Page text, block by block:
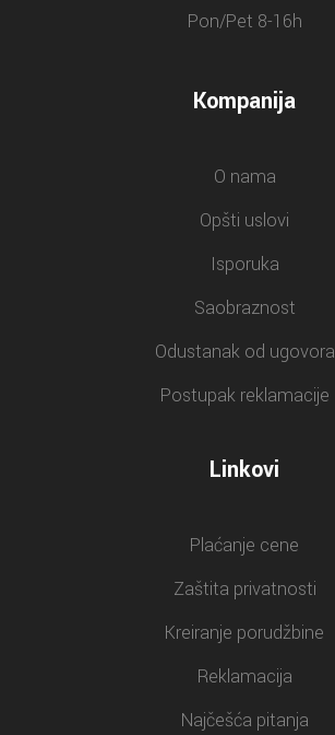
Pon/Pet 8-16h
Kompanija
O nama
Opšti uslovi
Isporuka
Saobraznost
Odustanak od ugovora
Postupak reklamacije
Linkovi
Plaćanje cene
Zaštita privatnosti
Kreiranje porudžbine
Reklamacija
Najčešća pitanja